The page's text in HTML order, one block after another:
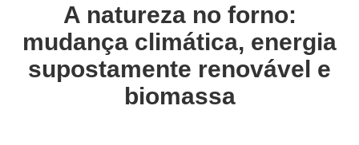
A natureza no forno:
mudança climática, energia
supostamente renovável e
biomassa